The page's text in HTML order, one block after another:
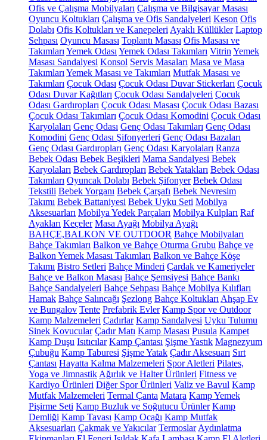
Ofis ve Çalışma Mobilyaları Çalışma ve Bilgisayar Masası
Oyuncu Koltukları Çalışma ve Ofis Sandalyeleri Keson Ofis
Dolabı Ofis Koltukları ve Kanepeleri Ayaklı Küllükler Laptop
Sehpası Oyuncu Masası Toplantı Masası Ofis Masası ve
Takımları Yemek Odası Yemek Odası Takımları Vitrin Yemek
Masası Sandalyesi Konsol Servis Masaları Masa ve Masa
Takımları Yemek Masası ve Takımları Mutfak Masası ve
Takımları Çocuk Odası Çocuk Odası Duvar Stickerları Çocuk
Odası Duvar Kağıtları Çocuk Odası Sandalyeleri Çocuk
Odası Gardıropları Çocuk Odası Masası Çocuk Odası Bazası
Çocuk Odası Takımları Çocuk Odası Komodini Çocuk Odası
Karyolaları Genç Odası Genç Odası Takımları Genç Odası
Komodini Genç Odası Şifonyerleri Genç Odası Bazaları
Genç Odası Gardıropları Genç Odası Karyolaları Ranza
Bebek Odası Bebek Beşikleri Mama Sandalyesi Bebek
Karyolaları Bebek Gardıropları Bebek Yatakları Bebek Odası
Takımları Oyuncak Dolabı Bebek Şifonyer Bebek Odası
Tekstili Bebek Yorganı Bebek Çarşafı Bebek Nevresim
Takımı Bebek Battaniyesi Bebek Uyku Seti Mobilya
Aksesuarları Mobilya Yedek Parçaları Mobilya Kulpları Raf
Ayakları Keçeler Masa Ayağı Mobilya Ayağı
BAHÇE,BALKON VE OUTDOOR Bahçe Mobilyaları
Bahçe Takımları Balkon ve Bahçe Oturma Grubu Bahçe ve
Balkon Yemek Masası Takımları Balkon ve Bahçe Köşe
Takımı Bistro Setleri Bahçe Minderi Çardak ve Kameriyeler
Bahçe ve Balkon Masası Bahçe Şemsiyesi Bahçe Bankı
Bahçe Sandalyeleri Bahçe Sehpası Bahçe Mobilya Kılıfları
Hamak Bahçe Salıncağı Şezlong Bahçe Koltukları Ahşap Ev
ve Bungalov Tente Prefabrik Evler Kamp Spor ve Outdoor
Kamp Malzemeleri Çadırlar Kamp Sandalyesi Uyku Tulumu
Sinek Kovucular Çadır Matı Kamp Masası Pusula Kampet
Kamp Duşu Isıtıcılar Kamp Çantası Şişme Yastık Magnezyum
Çubuğu Kamp Taburesi Şişme Yatak Çadır Aksesuarı Sırt
Çantası Hayatta Kalma Malzemeleri Spor Aletleri Pilates,
Yoga ve Jimnastik Ağırlık ve Halter Ürünleri Fitness ve
Kardiyo Ürünleri Diğer Spor Ürünleri Valiz ve Bavul Kamp
Mutfak Malzemeleri Termal Çanta Matara Kamp Yemek
Pişirme Seti Kamp Buzluk ve Soğutucu Ürünler Kamp
Demliği Kamp Tavası Kamp Ocağı Kamp Mutfak
Aksesuarları Çakmak ve Yakıcılar Termoslar Aydınlatma